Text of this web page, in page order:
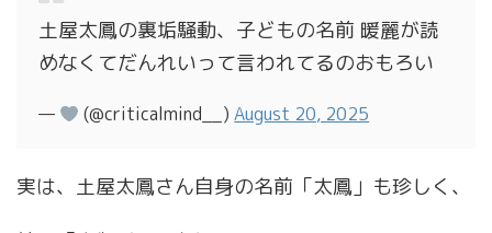
土屋太鳳の裏垢騒動、子どもの名前 暖麗が読
めなくてだんれいって言われてるのおもろい
— (@criticalmind__)August 20, 2025
実は、土屋太鳳さん自身の名前「太鳳」も珍しく、